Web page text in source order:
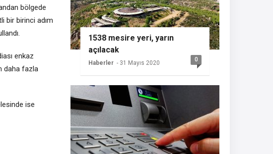
bölgede
bir birinci adım
enkaz
daha fazla
ise
1538 mesire yeri, yarın
açılacak
Haberler - 31 Mayıs 2020 0